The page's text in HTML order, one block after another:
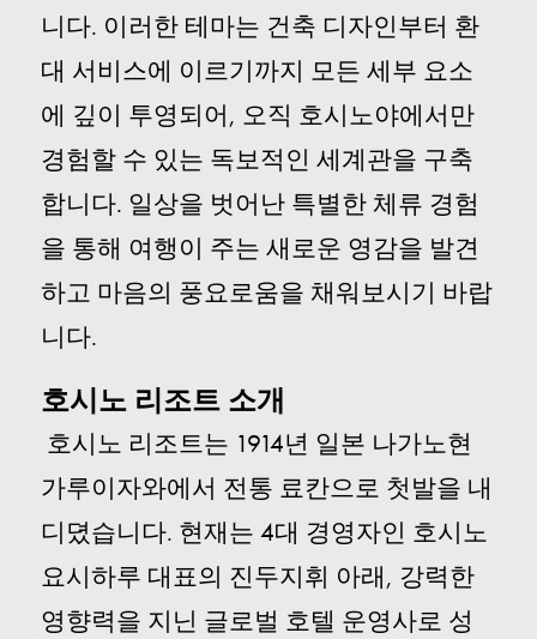
니다. 이러한 테마는 건축 디자인부터 환
대 서비스에 이르기까지 모든 세부 요소
에 깊이 투영되어, 오직 호시노야에서만
경험할 수 있는 독보적인 세계관을 구축
합니다. 일상을 벗어난 특별한 체류 경험
을 통해 여행이 주는 새로운 영감을 발견
하고 마음의 풍요로움을 채워보시기 바랍
니다.
호시노 리조트 소개
호시노 리조트는 1914년 일본 나가노현
가루이자와에서 전통 료칸으로 첫발을 내
디뎠습니다. 현재는 4대 경영자인 호시노
요시하루 대표의 진두지휘 아래, 강력한
영향력을 지닌 글로벌 호텔 운영사로 성